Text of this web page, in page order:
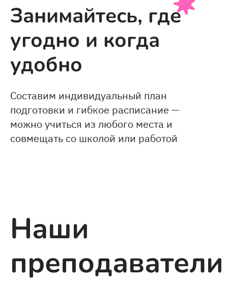
Занимайтесь, где
угодно и когда
удобно
Составим индивидуальный план
подготовки и гибкое расписание —
можно учиться из любого места и
совмещать со школой или работой
Наши
преподаватели